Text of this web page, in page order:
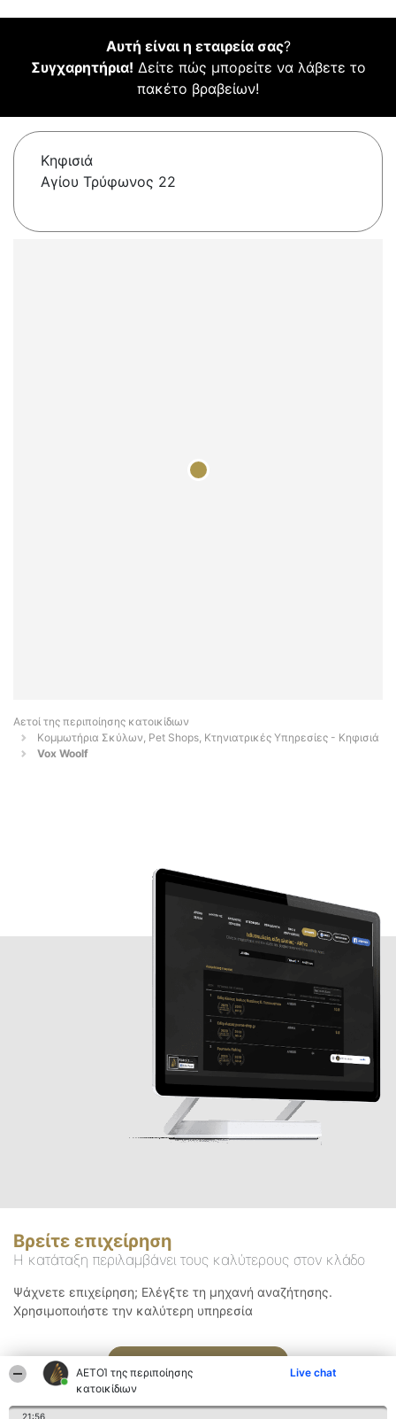
ΑΕΤΟΊ της περιποίησης
κατοικίδιων
Live chat
21:56
Αυτή είναι η εταιρεία σας?
Συγχαρητήρια! Δείτε πώς μπορείτε να λάβετε το
πακέτο βραβείων!
Κηφισιά
Αγίου Τρύφωνος 22
Αετοί της περιποίησης κατοικίδιων
Κομμωτήρια Σκύλων, Pet Shops, Κτηνιατρικές Υπηρεσίες - Κηφισιά
Vox Woolf
Βρείτε επιχείρηση
Η κατάταξη περιλαμβάνει τους καλύτερους στον κλάδο
Ψάχνετε επιχείρηση; Ελέγξτε τη μηχανή αναζήτησης.
Χρησιμοποιήστε την καλύτερη υπηρεσία
Αναζήτηση